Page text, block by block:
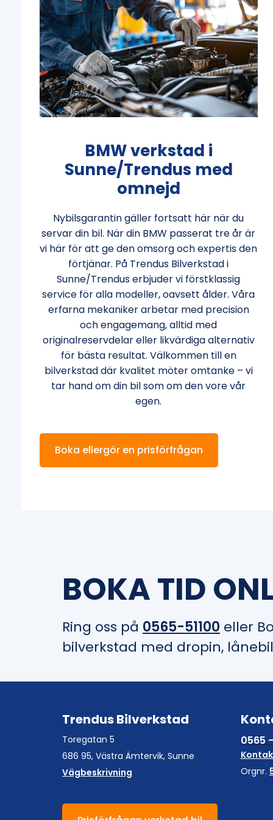
BMW verkstad i
Sunne/Trendus med
omnejd
Nybilsgarantin gäller fortsatt här när du
servar din bil. När din BMW passerat tre år är
vi här för att ge den omsorg och expertis den
förtjänar. På Trendus Bilverkstad i
Sunne/Trendus erbjuder vi förstklassig
service för alla modeller, oavsett ålder. Våra
erfarna mekaniker arbetar med precision
och engagemang, alltid med
originalreservdelar eller likvärdiga alternativ
för bästa resultat. Välkommen till en
bilverkstad där kvalitet möter omtanke – vi
tar hand om din bil som om den vore vår
egen.
Boka ellergör en prisförfrågan
BOKA TID
Ring oss på 0565-51100 eller
bilverkstad med dropin,
Trendus Bilverkstad
Toregatan 5
686 95, Västra Ämtervik, Sunne
Vägbeskrivning
0565
Orgnr.